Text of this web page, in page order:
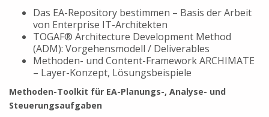
Das EA-Repository bestimmen – Basis der Arbeit
von Enterprise IT-Architekten
TOGAF® Architecture Development Method
(ADM): Vorgehensmodell / Deliverables
Methoden- und Content-Framework ARCHIMATE
– Layer-Konzept, Lösungsbeispiele
Methoden-Toolkit für EA-Planungs-, Analyse- und
Steuerungsaufgaben